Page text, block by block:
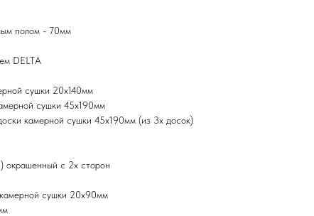
полом - 70мм
DELTA
сушки 20х140мм
сушки 45х190мм
камерной сушки 45х190мм (из 3х досок)
окрашенный с 2х сторон
сушки 20х90мм